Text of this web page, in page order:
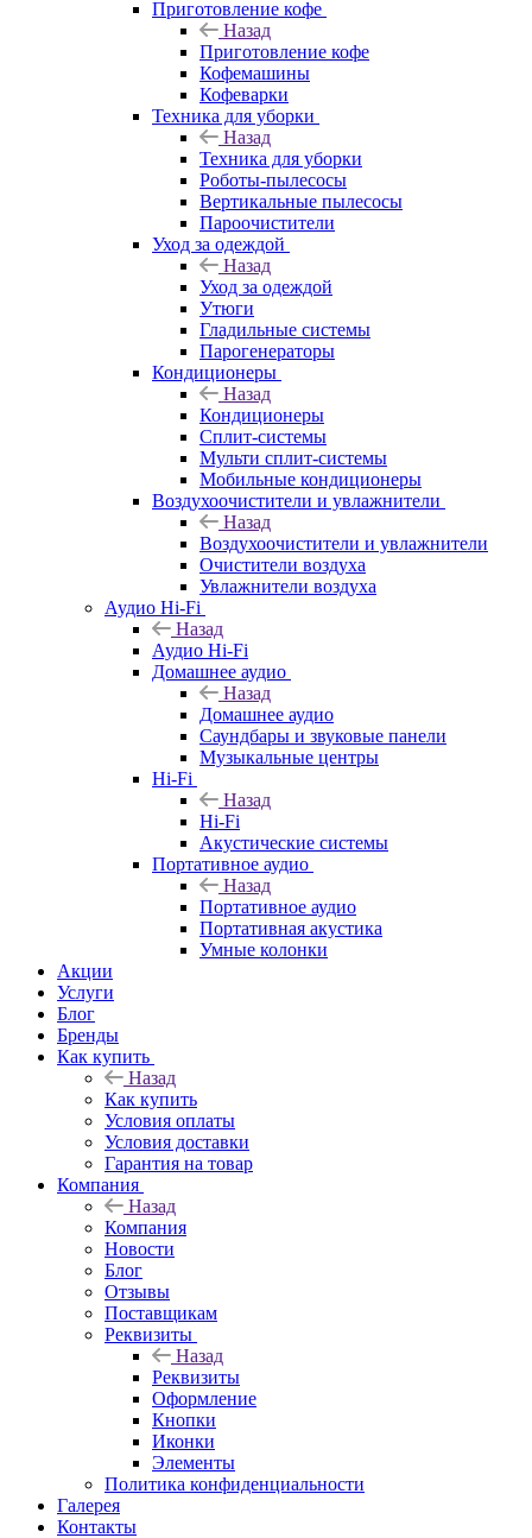
Приготовление кофе
Назад
Приготовление кофе
Кофемашины
Кофеварки
Техника для уборки
Назад
Техника для уборки
Роботы-пылесосы
Вертикальные пылесосы
Пароочистители
Уход за одеждой
Назад
Уход за одеждой
Утюги
Гладильные системы
Парогенераторы
Кондиционеры
Назад
Кондиционеры
Сплит-системы
Мульти сплит-системы
Мобильные кондиционеры
Воздухоочистители и увлажнители
Назад
Воздухоочистители и увлажнители
Очистители воздуха
Увлажнители воздуха
Аудио Hi-Fi
Назад
Аудио Hi-Fi
Домашнее аудио
Назад
Домашнее аудио
Саундбары и звуковые панели
Музыкальные центры
Hi-Fi
Назад
Hi-Fi
Акустические системы
Портативное аудио
Назад
Портативное аудио
Портативная акустика
Умные колонки
Акции
Услуги
Блог
Бренды
Как купить
Назад
Как купить
Условия оплаты
Условия доставки
Гарантия на товар
Компания
Назад
Компания
Новости
Блог
Отзывы
Поставщикам
Реквизиты
Назад
Реквизиты
Оформление
Кнопки
Иконки
Элементы
Политика конфиденциальности
Галерея
Контакты